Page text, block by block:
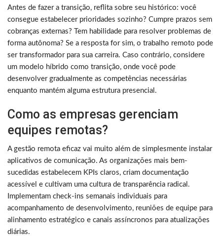
Antes de fazer a transição, reflita sobre seu histórico: você
consegue estabelecer prioridades sozinho? Cumpre prazos sem
cobranças externas? Tem habilidade para resolver problemas de
forma autônoma? Se a resposta for sim, o trabalho remoto pode
ser transformador para sua carreira. Caso contrário, considere
um modelo híbrido como transição, onde você pode
desenvolver gradualmente as competências necessárias
enquanto mantém alguma estrutura presencial.
Como as empresas gerenciam
equipes remotas?
A gestão remota eficaz vai muito além de simplesmente instalar
aplicativos de comunicação. As organizações mais bem-
sucedidas estabelecem KPIs claros, criam documentação
acessível e cultivam uma cultura de transparência radical.
Implementam check-ins semanais individuais para
acompanhamento de desenvolvimento, reuniões de equipe para
alinhamento estratégico e canais assíncronos para atualizações
diárias.